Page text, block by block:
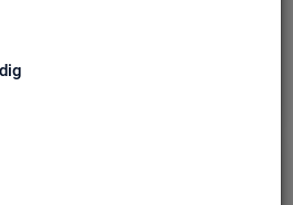
die der Arbeit der
liegen, finden Sie hier.